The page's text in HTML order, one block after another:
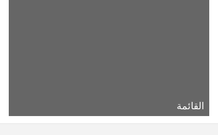
القائمة